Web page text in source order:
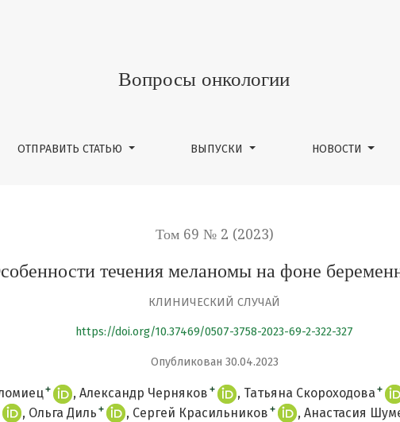
беременности
Вопросы онкологии
ОТПРАВИТЬ СТАТЬЮ ВЫПУСКИ НОВОСТИ
Том 69 № 2 (2023)
течения меланомы на фоне
КЛИНИЧЕСКИЙ СЛУЧАЙ
https://doi.org/10.37469/0507-3758-2023-69-2-322-327
Опубликован 30.04.2023
+ Александр Черняков + Татьяна Скороходова +
Ольга Диль + Сергей Красильников + Анастасия